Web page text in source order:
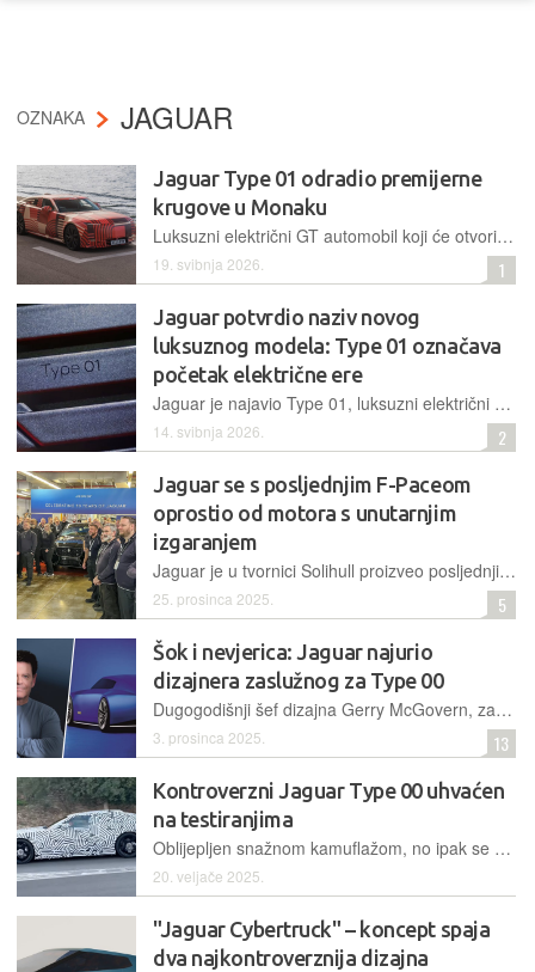
OZNAKA JAGUAR
Jaguar Type 01 odradio premijerne
krugove u Monaku
Luksuzni električni GT automobil koji će otvoriti novu eru Jaguara te spasiti ili pokopati tu marku, predstavio se javnosti debelo omotan u kamuflažnu foliju uoči utrke Formula E
19. svibnja 2026. 1
Jaguar potvrdio naziv novog
luksuznog modela: Type 01 označava
početak električne ere
Jaguar je najavio Type 01, luksuzni električni GT četverosjed s više od 1.000 KS, koji simbolizira potpuni "reset" te marke i početak nove generacije vozila s nultom emisijom štetnih plinova
14. svibnja 2026. 2
Jaguar se s posljednjim F-Paceom
oprostio od motora s unutarnjim
izgaranjem
Jaguar je u tvornici Solihull proizveo posljednji F-Pace, ujedno i svoje zadnje vozilo s motorom s unutarnjim izgaranjem
25. prosinca 2025. 5
Šok i nevjerica: Jaguar najurio
dizajnera zaslužnog za Type 00
Dugogodišnji šef dizajna Gerry McGovern, zaslužan za ikone Range Rover i Defender, ali i kontroverzan dizajnerski zaokret marke, navodno je otpušten samo koji tjedan nakon dolaska nove uprave
3. prosinca 2025. 13
Kontroverzni Jaguar Type 00 uhvaćen
na testiranjima
Oblijepljen snažnom kamuflažom, no ipak se vidi da je riječ o sasvim novom i drukčijem automobilu – novi prototip Jaguarovog električnog modela snimljen je kriomice za vrijeme testiranja na cestama
20. veljače 2025.
"Jaguar Cybertruck" – koncept spaja
dva najkontroverznija dizajna